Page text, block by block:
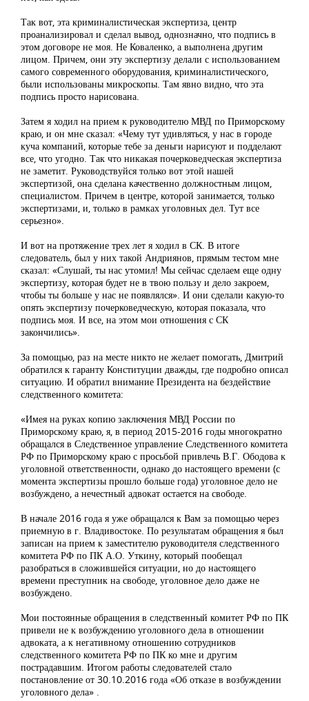
Так вот, эта криминалистическая экспертиза, центр
проанализировал и сделал вывод, однозначно, что подпись в
этом договоре не моя. Не Коваленко, а выполнена другим
лицом. Причем, они эту экспертизу делали с использованием
самого современного оборудования, криминалистического,
были использованы микроскопы. Там явно видно, что эта
подпись просто нарисована.
Затем я ходил на прием к руководителю МВД по Приморскому
краю, и он мне сказал: «Чему тут удивляться, у нас в городе
куча компаний, которые тебе за деньги нарисуют и подделают
все, что угодно. Так что никакая почерковедческая экспертиза
не заметит. Руководствуйся только вот этой нашей
экспертизой, она сделана качественно должностным лицом,
специалистом. Причем в центре, которой занимается, только
экспертизами, и, только в рамках уголовных дел. Тут все
серьезно».
И вот на протяжение трех лет я ходил в СК. В итоге
следователь, был у них такой Андриянов, прямым тестом мне
сказал: «Слушай, ты нас утомил! Мы сейчас сделаем еще одну
экспертизу, которая будет не в твою пользу и дело закроем,
чтобы ты больше у нас не появлялся». И они сделали какую-то
опять экспертизу почерковедческую, которая показала, что
подпись моя. И все, на этом мои отношения с СК
закончились».
За помощью, раз на месте никто не желает помогать, Дмитрий
обратился к гаранту Конституции дважды, где подробно описал
ситуацию. И обратил внимание Президента на бездействие
следственного комитета:
«Имея на руках копию заключения МВД России по
Приморскому краю, я, в период 2015-2016 годы многократно
обращался в Следственное управление Следственного комитета
РФ по Приморскому краю с просьбой привлечь В.Г. Ободова к
уголовной ответственности, однако до настоящего времени (с
момента экспертизы прошло больше года) уголовное дело не
возбуждено, а нечестный адвокат остается на свободе.
В начале 2016 года я уже обращался к Вам за помощью через
приемную в г. Владивостоке. По результатам обращения я был
записан на прием к заместителю руководителя следственного
комитета РФ по ПК А.О. Уткину, который пообещал
разобраться в сложившейся ситуации, но до настоящего
времени преступник на свободе, уголовное дело даже не
возбуждено.
Мои постоянные обращения в следственный комитет РФ по ПК
привели не к возбуждению уголовного дела в отношении
адвоката, а к негативному отношению сотрудников
следственного комитета РФ по ПК ко мне и другим
пострадавшим. Итогом работы следователей стало
постановление от 30.10.2016 года «Об отказе в возбуждении
уголовного дела» .